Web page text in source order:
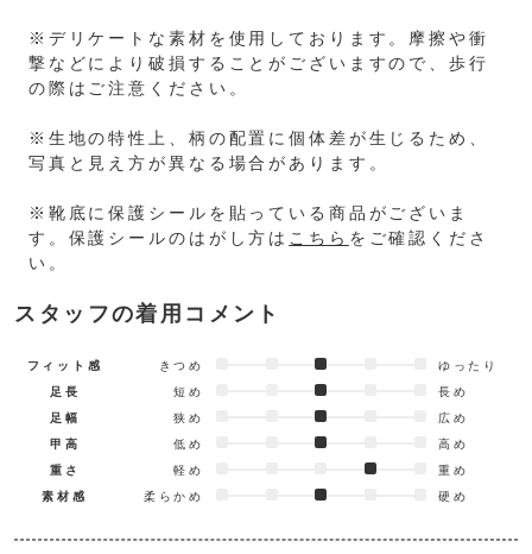
※デリケートな素材を使用しております。摩擦や衝
撃などにより破損することがございますので、歩行
の際はご注意ください。
※生地の特性上、柄の配置に個体差が生じるため、
写真と見え方が異なる場合があります。
※靴底に保護シールを貼っている商品がございま
す。保護シールのはがし方は こちら をご確認くださ
い。
スタッフの着用コメント
フィット感 きつめ
ゆったり
足長
短め
長め
足幅
狭め
広め
甲高
低め
高め
重さ
軽め
重め
素材感
柔らかめ 硬め